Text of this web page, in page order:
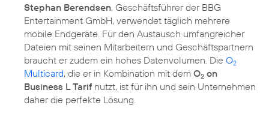
Stephan Berendsen, Geschäftsführer der BBG
Entertainment GmbH, verwendet täglich mehrere
mobile Endgeräte. Für den Austausch umfangreicher
Dateien mit seinen Mitarbeitern und Geschäftspartnern
braucht er zudem ein hohes Datenvolumen. Die O2
Multicard, die er in Kombination mit dem O2 on
Business L Tarif nutzt, ist für ihn und sein Unternehmen
daher die perfekte Lösung.